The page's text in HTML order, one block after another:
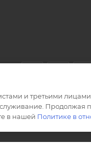
и третьими
в нашей Политике в